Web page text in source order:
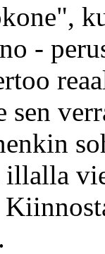
-
sen